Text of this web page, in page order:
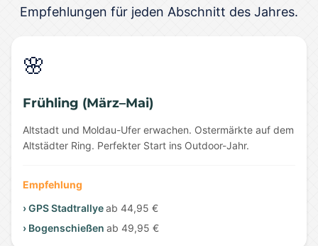
Empfehlungen für jeden Abschnitt des Jahres.
🌸
Frühling (März–Mai)
Altstadt und Moldau-Ufer erwachen. Ostermärkte auf dem
Altstädter Ring. Perfekter Start ins Outdoor-Jahr.
Empfehlung
› GPS Stadtrallyeab 44,95 €
› Bogenschießen ab 49,95 €